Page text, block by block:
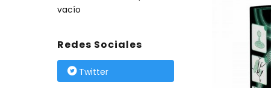
vacío
Redes Sociales
Twitter